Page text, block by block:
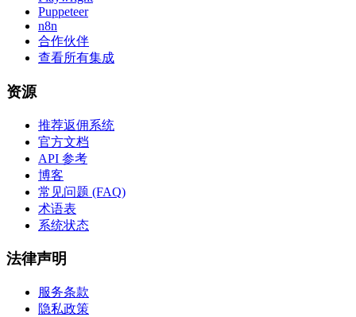
Puppeteer
n8n
合作伙伴
查看所有集成
资源
推荐返佣系统
官方文档
API 参考
博客
常见问题 (FAQ)
术语表
系统状态
法律声明
服务条款
隐私政策